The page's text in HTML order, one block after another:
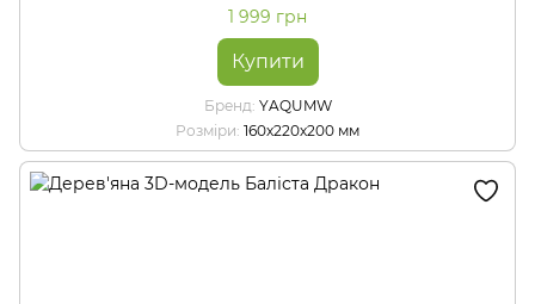
1 999 грн
Купити
Бренд YAQUMW
Розміри 160х220х200 мм